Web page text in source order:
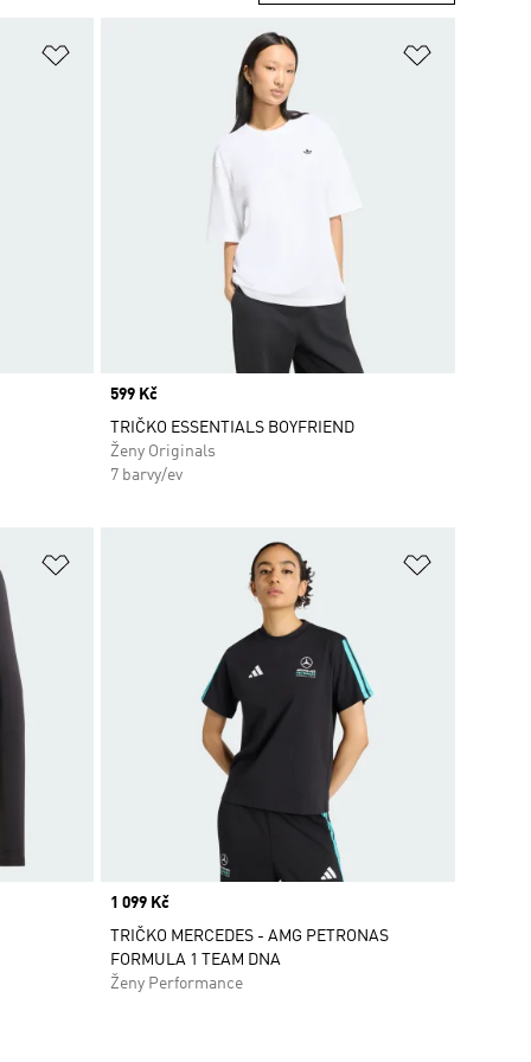
Přidat do seznamu přání
Price
599 Kč
TRIČKO ESSENTIALS BOYFRIEND
Ženy Originals
7 barvy/ev
Přidat do seznamu přání
Price
1 099 Kč
TRIČKO MERCEDES - AMG PETRONAS
FORMULA 1 TEAM DNA
Ženy Performance